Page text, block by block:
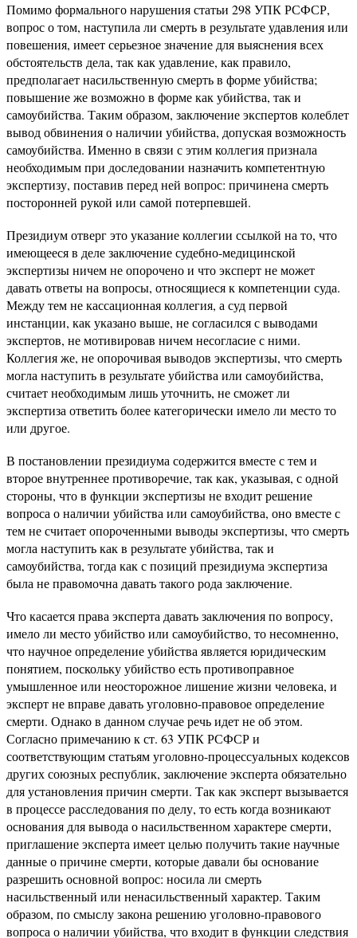
Помимо формального нарушения статьи 298 УПК РСФСР,
вопрос о том, наступила ли смерть в результате удавления или
повешения, имеет серьезное значение для выяснения всех
обстоятельств дела, так как удавление, как правило,
предполагает насильственную смерть в форме убийства;
повышение же возможно в форме как убийства, так и
самоубийства. Таким образом, заключение экспертов колеблет
вывод обвинения о наличии убийства, допуская возможность
самоубийства. Именно в связи с этим коллегия признала
необходимым при доследовании назначить компетентную
экспертизу, поставив перед ней вопрос: причинена смерть
посторонней рукой или самой потерпевшей.
Президиум отверг это указание коллегии ссылкой на то, что
имеющееся в деле заключение судебно-медицинской
экспертизы ничем не опорочено и что эксперт не может
давать ответы на вопросы, относящиеся к компетенции суда.
Между тем не кассационная коллегия, а суд первой
инстанции, как указано выше, не согласился с выводами
экспертов, не мотивировав ничем несогласие с ними.
Коллегия же, не опорочивая выводов экспертизы, что смерть
могла наступить в результате убийства или самоубийства,
считает необходимым лишь уточнить, не сможет ли
экспертиза ответить более категорически имело ли место то
или другое.
В постановлении президиума содержится вместе с тем и
второе внутреннее противоречие, так как, указывая, с одной
стороны, что в функции экспертизы не входит решение
вопроса о наличии убийства или самоубийства, оно вместе с
тем не считает опороченными выводы экспертизы, что смерть
могла наступить как в результате убийства, так и
самоубийства, тогда как с позиций президиума экспертиза
была не правомочна давать такого рода заключение.
Что касается права эксперта давать заключения по вопросу,
имело ли место убийство или самоубийство, то несомненно,
что научное определение убийства является юридическим
понятием, поскольку убийство есть противоправное
умышленное или неосторожное лишение жизни человека, и
эксперт не вправе давать уголовно-правовое определение
смерти. Однако в данном случае речь идет не об этом.
Согласно примечанию к ст. 63 УПК РСФСР и
соответствующим статьям уголовно-процессуальных кодексов
других союзных республик, заключение эксперта обязательно
для установления причин смерти. Так как эксперт вызывается
в процессе расследования по делу, то есть когда возникают
основания для вывода о насильственном характере смерти,
приглашение эксперта имеет целью получить такие научные
данные о причине смерти, которые давали бы основание
разрешить основной вопрос: носила ли смерть
насильственный или ненасильственный характер. Таким
образом, по смыслу закона решению уголовно-правового
вопроса о наличии убийства, что входит в функции следствия